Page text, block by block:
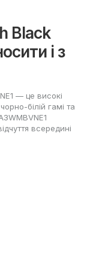
Black
і з
— це високі
білій гамі та
всередині
колір робить
Hi